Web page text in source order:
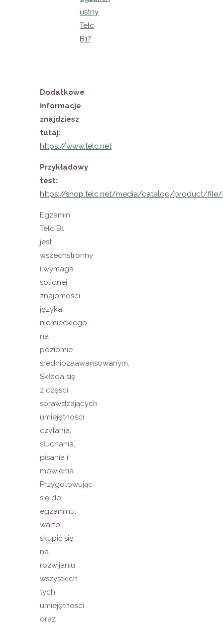
ustny
Telc
B1?
Dodatkowe
informacje
znajdziesz
tutaj:
https://www.telc.net
Przykładowy
test:
https://shop.telc.net/media/catalog/product/file/
Egzamin
Telc B1
jest
wszechstronny
i wymaga
solidnej
znajomości
języka
niemieckiego
na
poziomie
średniozaawansowanym.
Składa się
z części
sprawdzających
umiejętności
czytania,
słuchania,
pisania i
mówienia.
Przygotowując
się do
egzaminu,
warto
skupić się
na
rozwijaniu
wszystkich
tych
umiejętności
oraz